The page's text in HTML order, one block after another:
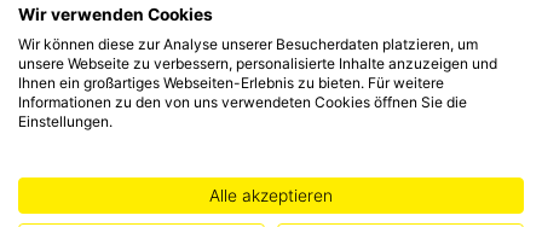
Wir verwenden Cookies
Wir können diese zur Analyse unserer Besucherdaten platzieren, um
unsere Webseite zu verbessern, personalisierte Inhalte anzuzeigen und
Ihnen ein großartiges Webseiten-Erlebnis zu bieten. Für weitere
Informationen zu den von uns verwendeten Cookies öffnen Sie die
Einstellungen.
Alle akzeptieren